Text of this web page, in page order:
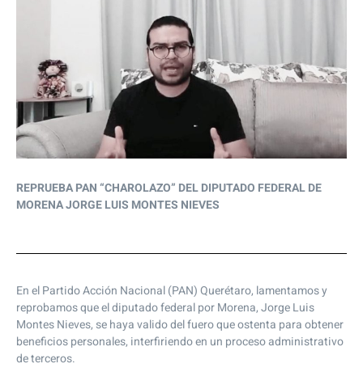
REPRUEBA PAN “CHAROLAZO” DEL DIPUTADO FEDERAL DE
MORENAJORGE LUIS MONTES NIEVES
En el Partido Acción Nacional (PAN) Querétaro, lamentamos y
reprobamos que el diputado federal por Morena, Jorge Luis
Montes Nieves, se haya valido del fuero que ostenta para obtener
beneficios personales, interfiriendo en un proceso administrativo
de terceros.